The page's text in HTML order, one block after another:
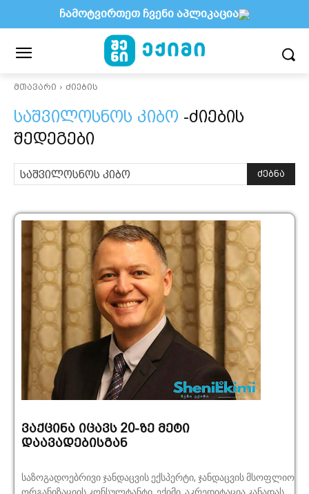
მთავარი ძიების
საშვილოსნოს კიბო -ძიების
შედეგები
ძებნა
ვაქცინა იცავს 20-ზე მეტი
დაავადებისგან
საზოგადოებრივი ჯანდაცვის ექსპერტი, ჯანდაცვის მსოფლიო
ჩამოტვირთეთ ჩვენი აპლიკაცია